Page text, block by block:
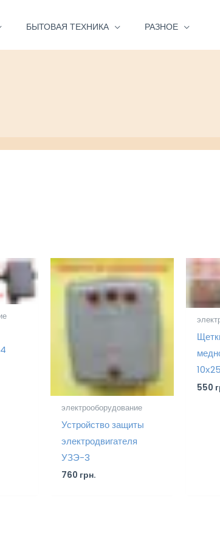
БЫТОВАЯ ТЕХНИКА РАЗНОЕ
электрооборудование
Устройство защиты
электродвигателя
УЗЭ-3
760 грн.
550